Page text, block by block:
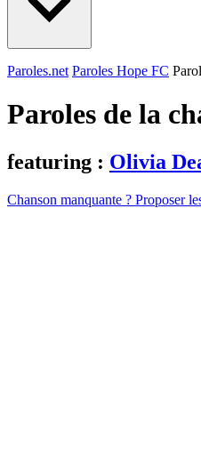
Paroles.net Paroles Hope FC
Paroles de la
featuring : Olivia
Chanson manquante ? Proposer